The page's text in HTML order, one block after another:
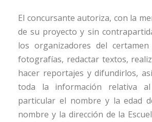
El concursante autoriza, con la
de su proyecto y sin
los organizadores del
fotografías, redactar textos,
hacer reportajes y difundirlos,
toda la información relativa
particular el nombre y la edad
nombre y la dirección de la